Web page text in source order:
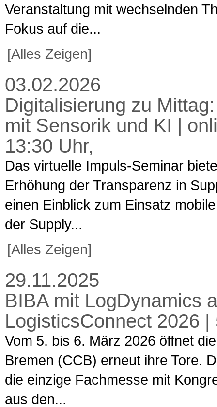
Veranstaltung mit wechselnden
Fokus auf die...
[Alles Zeigen]
03.02.2026
Digitalisierung zu
mit Sensorik und KI |
13:30 Uhr,
Das virtuelle Impuls-Seminar
Erhöhung der Transparenz in
einen Einblick zum Einsatz
der Supply...
[Alles Zeigen]
29.11.2025
BIBA mit LogDynamics
LogisticsConnect 2026
Vom 5. bis 6. März 2026 öffnet
Bremen (CCB) erneut ihre Tore.
die einzige Fachmesse mit
aus den...